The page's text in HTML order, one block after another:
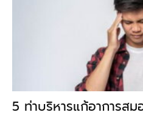
5 ท่าบริหารแก้อาการสม